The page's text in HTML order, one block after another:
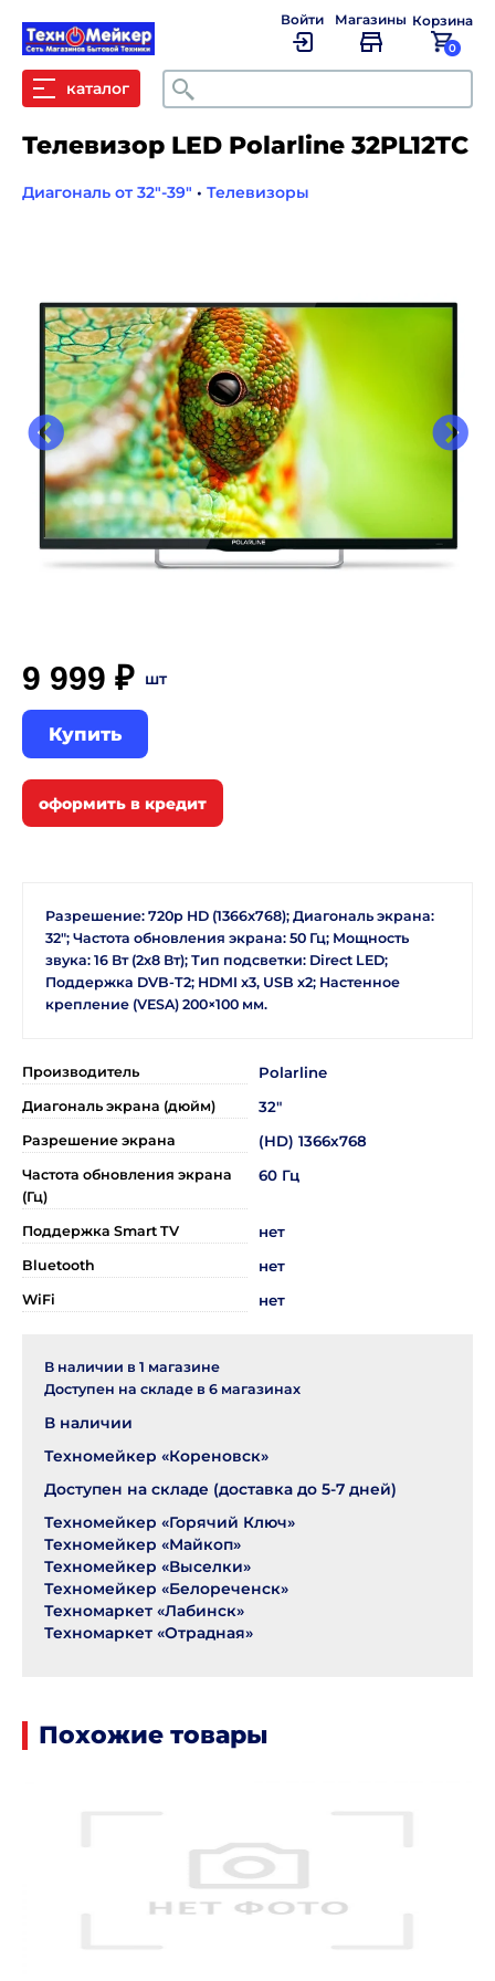
каталог Поиск
Войти Магазины Корзина
0
Телевизор LED Polarline 32PL12TC
Диагональ от 32"-39" • Телевизоры
9 999 ₽ шт
Купить
Разрешение: 720p HD (1366x768); Диагональ экрана:
32"; Частота обновления экрана: 50 Гц; Мощность
звука: 16 Вт (2х8 Вт); Тип подсветки: Direct LED;
Поддержка DVB-T2; HDMI x3, USB x2; Настенное
крепление (VESA) 200×100 мм.
Производитель Polarline
Диагональ экрана (дюйм) 32"
Разрешение экрана (HD) 1366x768
Частота обновления экрана
(Гц)
60 Гц
Поддержка Smart TV нет
Bluetooth нет
WiFi нет
В наличии в 1 магазине
Доступен на складе в 6 магазинах
В наличии
Техномейкер «Кореновск»
Доступен на складе (доставка до 5-7 дней)
Техномейкер «Горячий Ключ»
Техномейкер «Майкоп»
Техномейкер «Выселки»
Техномейкер «Белореченск»
Техномаркет «Лабинск»
Техномаркет «Отрадная»
Похожие товары